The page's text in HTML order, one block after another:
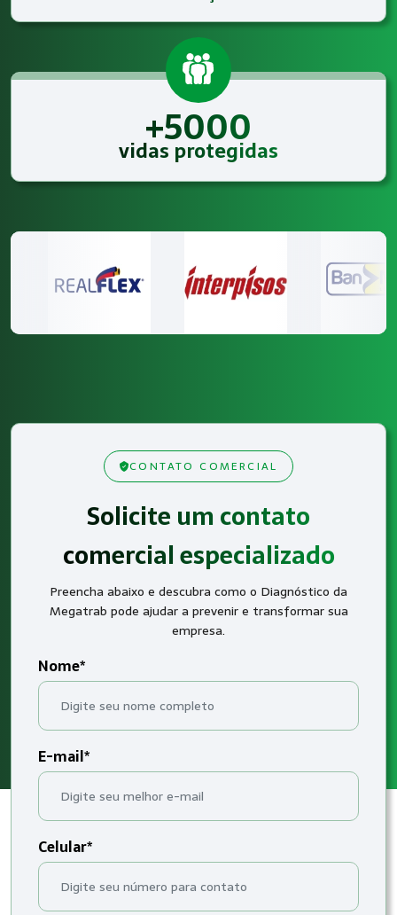
+5000
vidas protegidas
CONTATO COMERCIAL
Solicite um contato
comercial especializado
Preencha abaixo e descubra como o Diagnóstico da
Megatrab pode ajudar a prevenir e transformar sua
empresa.
Nome*
E-mail*
Celular*